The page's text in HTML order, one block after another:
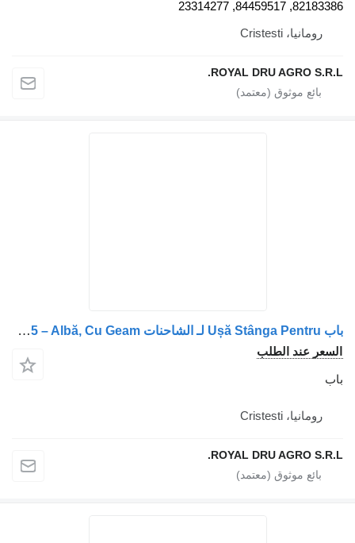
ROYAL DRU
باب Ușă Stânga Pentru لـ الشاحنات Volvo FLS 15 – Albă, Cu Geam
الطلب
ROYAL DRU